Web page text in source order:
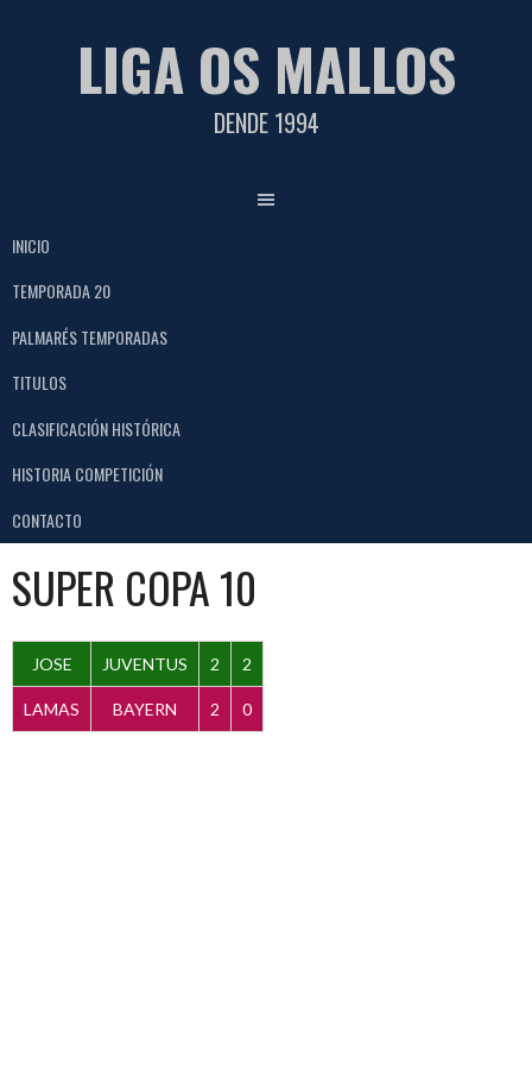
LIGA OS MALLOS
DENDE 1994
INICIO
TEMPORADA 20
PALMARÉS TEMPORADAS
TITULOS
CLASIFICACIÓN HISTÓRICA
HISTORIA COMPETICIÓN
CONTACTO
SUPER COPA 10
JOSE JUVENTUS 2 2
LAMAS BAYERN 2 0